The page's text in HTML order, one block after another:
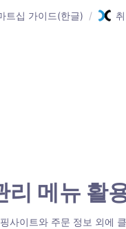
트십 가이드(한글) /
리 메뉴 활
사이트와 주문 정보 외에